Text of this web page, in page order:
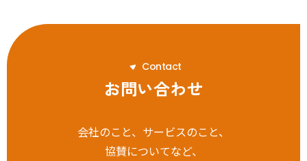
Contact
お問い合わせ
会社のこと、サービスのこと、
協賛についてなど、